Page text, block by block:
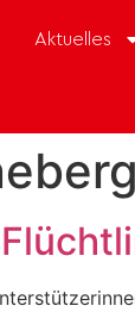
Aktuelles